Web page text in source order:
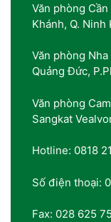
Văn phòng
Khánh, Q.
Văn phòng
Quảng Đức,
Văn phòng
Sangkat
Hotline: 0818
Số điện thoại:
Fax: 028 625